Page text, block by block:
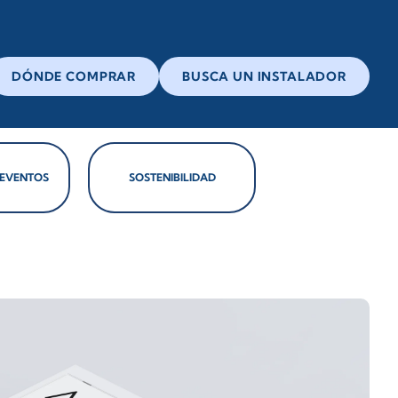
DÓNDE COMPRAR BUSCA UN INSTALADOR
SOSTENIBILIDAD